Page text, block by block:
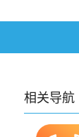
相关导航